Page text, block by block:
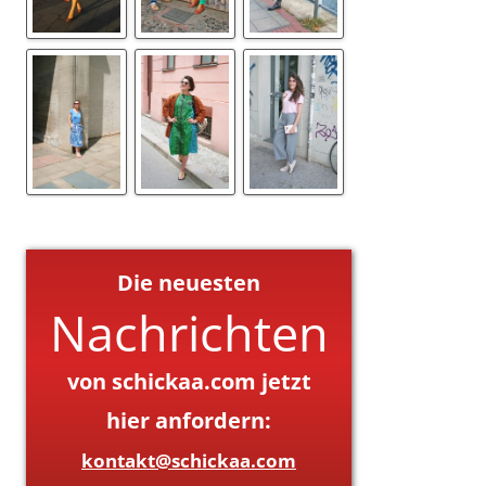
Die neuesten
Nachrichten
von schickaa.com jetzt
hier anfordern:
kontakt@schickaa.com